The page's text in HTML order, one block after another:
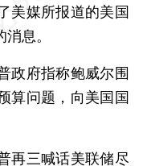
美媒所报道的美国
息。
府指称鲍威尔围
算问题，向美国国
三喊话美联储尽